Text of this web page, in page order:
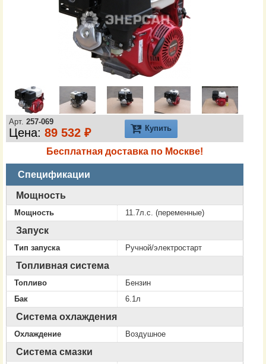
Арт. 257-069
Цена: 89 532 ₽ Купить
Бесплатная доставка по Москве!
Спецификации
Мощность
Мощность 11.7л.с. (переменные)
Запуск
Тип запуска Ручной/электростарт
Топливная система
Топливо
Бензин
Бак
6.1л
Система охлаждения
Охлаждение Воздушное
Система смазки